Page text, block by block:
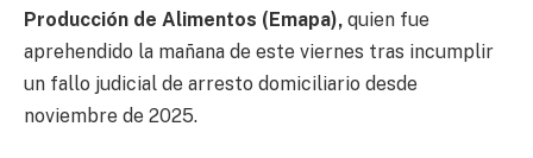
Producción de Alimentos (Emapa), quien fue
aprehendido la mañana de este viernes tras incumplir
un fallo judicial de arresto domiciliario desde
noviembre de 2025.